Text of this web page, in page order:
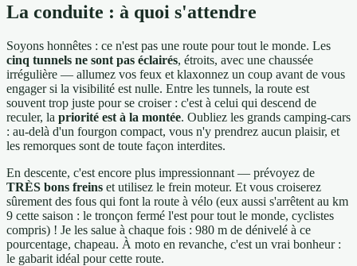
La conduite : à quoi s'attendre
Soyons honnêtes : ce n'est pas une route pour tout le monde. Les
cinq tunnels ne sont pas éclairés, étroits, avec une chaussée
irrégulière — allumez vos feux et klaxonnez un coup avant de vous
engager si la visibilité est nulle. Entre les tunnels, la route est
souvent trop juste pour se croiser : c'est à celui qui descend de
reculer, la priorité est à la montée. Oubliez les grands camping-cars
: au-delà d'un fourgon compact, vous n'y prendrez aucun plaisir, et
les remorques sont de toute façon interdites.
En descente, c'est encore plus impressionnant — prévoyez de
TRÈS bons freins et utilisez le frein moteur. Et vous croiserez
sûrement des fous qui font la route à vélo (eux aussi s'arrêtent au km
9 cette saison : le tronçon fermé l'est pour tout le monde, cyclistes
compris) ! Je les salue à chaque fois : 980 m de dénivelé à ce
pourcentage, chapeau. À moto en revanche, c'est un vrai bonheur :
le gabarit idéal pour cette route.